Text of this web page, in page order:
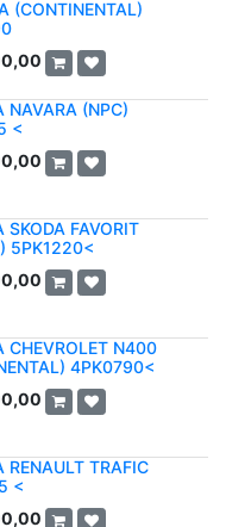
(CONTINENTAL)
NAVARA (NPC)
<
SKODA FAVORIT
5PK1220<
CHEVROLET N400
4PK0790<
RENAULT TRAFIC
<